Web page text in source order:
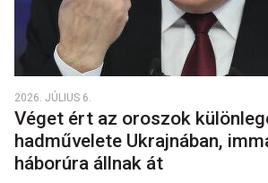
2026. JÚLIUS 6.
Véget ért az oroszok
hadművelete Ukrajnában,
háborúra állnak át